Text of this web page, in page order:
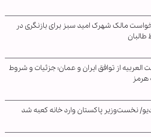
مالک شهرک امید سبز برای بازنگری در
العربیه از توافق ایران و عمان؛ جزئیات و شروط
هرمز
نخست‌وزیر پاکستان وارد خانه کعبه شد